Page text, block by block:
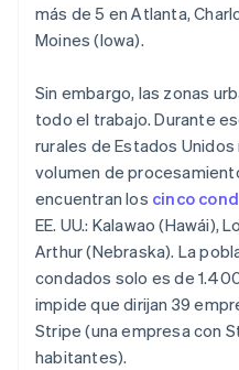
más de 5 en Atlanta,
Moines (Iowa).
Sin embargo, las zonas
todo el trabajo. Durante
rurales de Estados
volumen de
encuentran los cinco
EE. UU.: Kalawao (Hawái),
Arthur (Nebraska). La
condados solo es de
impide que dirijan 39
Stripe (una empresa con
habitantes).